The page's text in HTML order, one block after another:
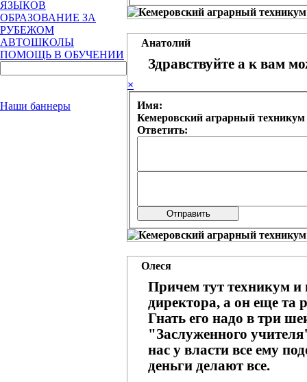
ЯЗЫКОВ
ОБРАЗОВАНИЕ ЗА
РУБЕЖОМ
АВТОШКОЛЫ
ПОМОЩЬ В ОБУЧЕНИИ
Наши баннеры
Анатолий
Здравствуйте а к вам
×
Имя:
Ответить:
Олеся
Причем тут техникум и
директора, а он еще
Гнать его надо в три
"Заслуженного
нас у власти все ему
деньги делают все.